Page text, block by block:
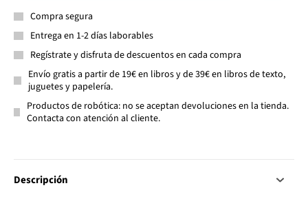
Compra segura
Entrega en 1-2 días laborables
Regístrate y disfruta de descuentos en cada compra
Envío gratis a partir de 19€ en libros y de 39€ en libros de texto,
juguetes y papelería.
Productos de robótica: no se aceptan devoluciones en la tienda.
Contacta con atención al cliente.
Descripción